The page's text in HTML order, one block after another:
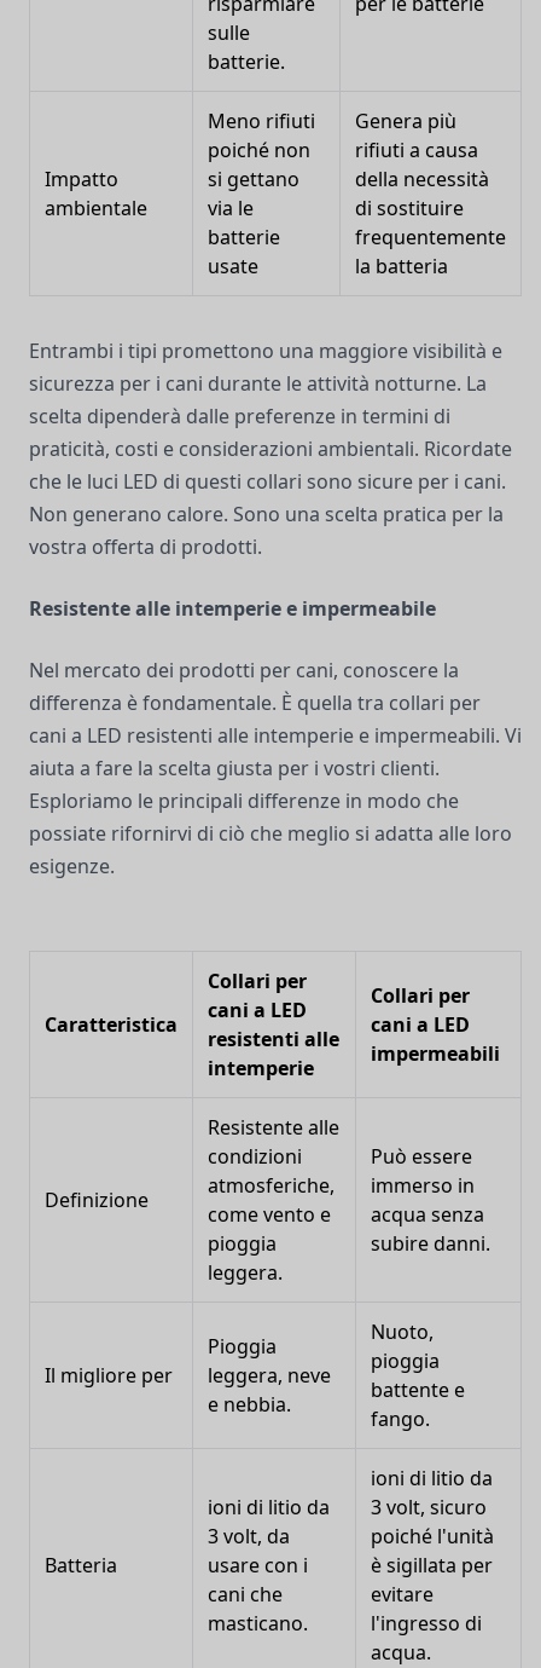
sulle
batterie.
Impatto
ambientale
Meno rifiuti
poiché non
si gettano
via le
batterie
usate
Genera più
rifiuti a causa
della necessità
di sostituire
frequentemente
la batteria
Entrambi i tipi promettono una maggiore visibilità e
sicurezza per i cani durante le attività notturne. La
scelta dipenderà dalle preferenze in termini di
praticità, costi e considerazioni ambientali. Ricordate
che le luci LED di questi collari sono sicure per i cani.
Non generano calore. Sono una scelta pratica per la
vostra offerta di prodotti.
Resistente alle intemperie e impermeabile
Nel mercato dei prodotti per cani, conoscere la
differenza è fondamentale. È quella tra collari per
cani a LED resistenti alle intemperie e impermeabili. Vi
aiuta a fare la scelta giusta per i vostri clienti.
Esploriamo le principali differenze in modo che
possiate rifornirvi di ciò che meglio si adatta alle loro
esigenze.
Caratteristica
Collari per
cani a LED
resistenti alle
intemperie
Collari per
cani a LED
impermeabili
Definizione
Resistente alle
condizioni
atmosferiche,
come vento e
pioggia
leggera.
Può essere
immerso in
acqua senza
subire danni.
Il migliore per
Pioggia
leggera, neve
e nebbia.
Nuoto,
pioggia
battente e
fango.
Batteria
ioni di litio da
3 volt, da
usare con i
cani che
masticano.
ioni di litio da
3 volt, sicuro
poiché l'unità
è sigillata per
evitare
l'ingresso di
acqua.